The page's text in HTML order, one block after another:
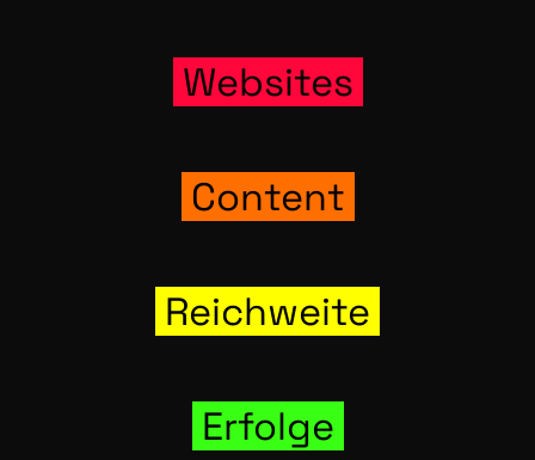
Web­sites
Con­tent
Reich­wei­te
Erfol­ge